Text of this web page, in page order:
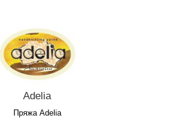
Adelia
Пряжа Adelia